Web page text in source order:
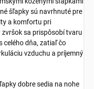
šľapky sú navrhnuté pre
a komfortu pri
sa prispôsobí tvaru
celého dňa, zatiaľ čo
vzduchu a príjemný
dobre sedia na nohe